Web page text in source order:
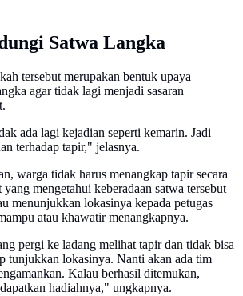
Satwa Langka
tersebut merupakan bentuk upaya
agar tidak lagi menjadi sasaran
ada lagi kejadian seperti kemarin. Jadi
terhadap tapir," jelasnya.
warga tidak harus menangkap tapir secara
mengetahui keberadaan satwa tersebut
menunjukkan lokasinya kepada petugas
atau khawatir menangkapnya.
pergi ke ladang melihat tapir dan tidak bisa
tunjukkan lokasinya. Nanti akan ada tim
Kalau berhasil ditemukan,
hadiahnya," ungkapnya.